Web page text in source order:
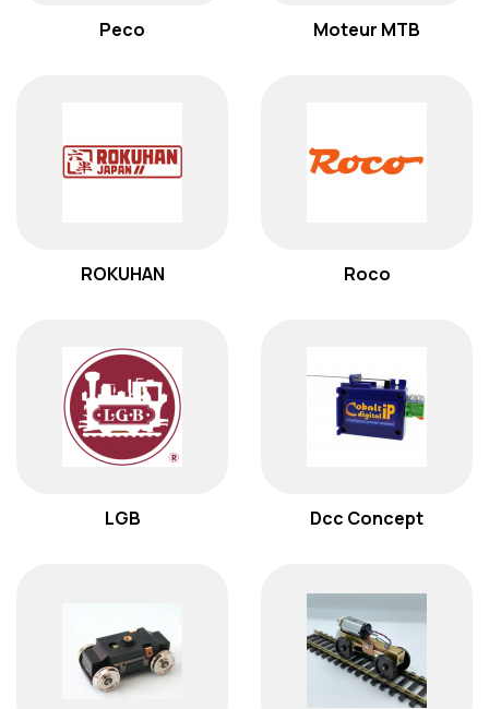
Peco Moteur MTB
ROKUHAN Roco
LGB Dcc Concept